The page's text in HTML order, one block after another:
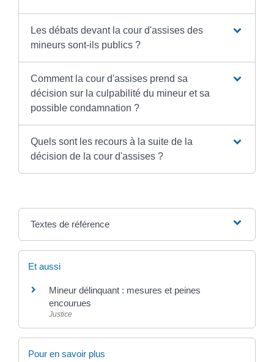
Les débats devant la cour d'assises des
mineurs sont-ils publics ?
Comment la cour d'assises prend sa
décision sur la culpabilité du mineur et sa
possible condamnation ?
Quels sont les recours à la suite de la
décision de la cour d'assises ?
Textes de référence
Et aussi
Mineur délinquant : mesures et peines
encourues
Justice
Pour en savoir plus